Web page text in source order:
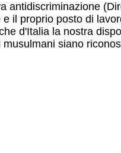
antidiscriminazione
il proprio posto di
d'Italia la nostra
siano